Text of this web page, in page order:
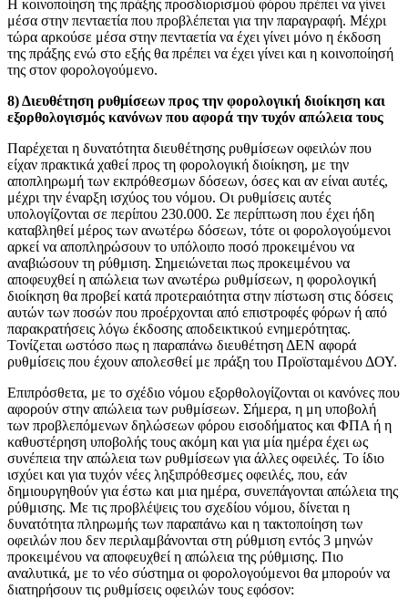
Η κοινοποίηση της πράξης προσδιορισμού φόρου πρέπει να γίνει
μέσα στην πενταετία που προβλέπεται για την παραγραφή. Μέχρι
τώρα αρκούσε μέσα στην πενταετία να έχει γίνει μόνο η έκδοση
της πράξης ενώ στο εξής θα πρέπει να έχει γίνει και η κοινοποίησή
της στον φορολογούμενο.
8) Διευθέτηση ρυθμίσεων προς την φορολογική διοίκηση και
εξορθολογισμός κανόνων που αφορά την τυχόν απώλεια τους
Παρέχεται η δυνατότητα διευθέτησης ρυθμίσεων οφειλών που
είχαν πρακτικά χαθεί προς τη φορολογική διοίκηση, με την
αποπληρωμή των εκπρόθεσμων δόσεων, όσες και αν είναι αυτές,
μέχρι την έναρξη ισχύος του νόμου. Οι ρυθμίσεις αυτές
υπολογίζονται σε περίπου 230.000. Σε περίπτωση που έχει ήδη
καταβληθεί μέρος των ανωτέρω δόσεων, τότε οι φορολογούμενοι
αρκεί να αποπληρώσουν το υπόλοιπο ποσό προκειμένου να
αναβιώσουν τη ρύθμιση. Σημειώνεται πως προκειμένου να
αποφευχθεί η απώλεια των ανωτέρω ρυθμίσεων, η φορολογική
διοίκηση θα προβεί κατά προτεραιότητα στην πίστωση στις δόσεις
αυτών των ποσών που προέρχονται από επιστροφές φόρων ή από
παρακρατήσεις λόγω έκδοσης αποδεικτικού ενημερότητας.
Τονίζεται ωστόσο πως η παραπάνω διευθέτηση ΔΕΝ αφορά
ρυθμίσεις που έχουν απολεσθεί με πράξη του Προϊσταμένου ΔΟΥ.
Επιπρόσθετα, με το σχέδιο νόμου εξορθολογίζονται οι κανόνες που
αφορούν στην απώλεια των ρυθμίσεων. Σήμερα, η μη υποβολή
των προβλεπόμενων δηλώσεων φόρου εισοδήματος και ΦΠΑ ή η
καθυστέρηση υποβολής τους ακόμη και για μία ημέρα έχει ως
συνέπεια την απώλεια των ρυθμίσεων για άλλες οφειλές. Το ίδιο
ισχύει και για τυχόν νέες ληξιπρόθεσμες οφειλές, που, εάν
δημιουργηθούν για έστω και μια ημέρα, συνεπάγονται απώλεια της
ρύθμισης. Με τις προβλέψεις του σχεδίου νόμου, δίνεται η
δυνατότητα πληρωμής των παραπάνω και η τακτοποίηση των
οφειλών που δεν περιλαμβάνονται στη ρύθμιση εντός 3 μηνών
προκειμένου να αποφευχθεί η απώλεια της ρύθμισης. Πιο
αναλυτικά, με το νέο σύστημα οι φορολογούμενοι θα μπορούν να
διατηρήσουν τις ρυθμίσεις οφειλών τους εφόσον: